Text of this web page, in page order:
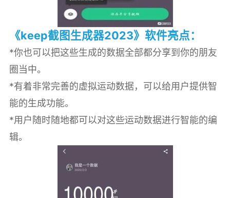
《keep截图生成器2023》软件亮点：
*你也可以把这些生成的数据全部都分享到你的朋友
圈当中。
*有着非常完善的虚拟运动数据，可以给用户提供智
能的生成功能。
*用户随时随地都可以对这些运动数据进行智能的编
辑。